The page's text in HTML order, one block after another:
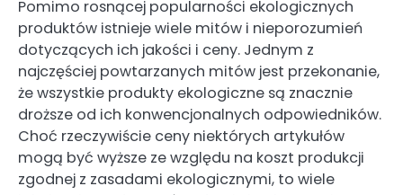
Pomimo rosnącej popularności ekologicznych
produktów istnieje wiele mitów i nieporozumień
dotyczących ich jakości i ceny. Jednym z
najczęściej powtarzanych mitów jest przekonanie,
że wszystkie produkty ekologiczne są znacznie
droższe od ich konwencjonalnych odpowiedników.
Choć rzeczywiście ceny niektórych artykułów
mogą być wyższe ze względu na koszt produkcji
zgodnej z zasadami ekologicznymi, to wiele